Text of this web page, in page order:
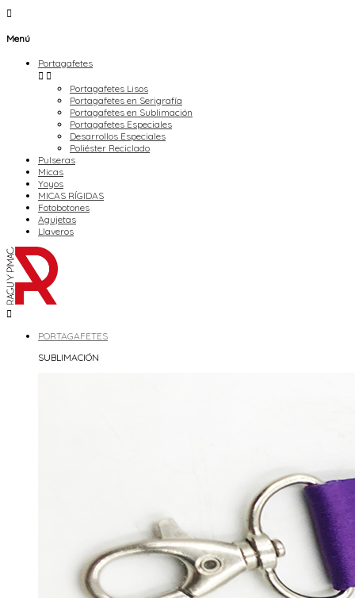

Menú
Portagafetes
 
Portagafetes Lisos
Portagafetes en Serigrafía
Portagafetes en Sublimación
Portagafetes Especiales
Desarrollos Especiales
Poliéster Reciclado
Pulseras
Micas
Yoyos
MICAS RÍGIDAS
Fotobotones
Agujetas
Llaveros

PORTAGAFETES
SUBLIMACIÓN